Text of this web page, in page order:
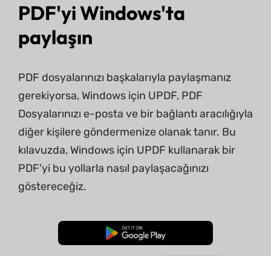
PDF'yi Windows'ta
paylaşın
PDF dosyalarınızı başkalarıyla paylaşmanız
gerekiyorsa, Windows için UPDF, PDF
Dosyalarınızı e-posta ve bir bağlantı aracılığıyla
diğer kişilere göndermenize olanak tanır. Bu
kılavuzda, Windows için UPDF kullanarak bir
PDF'yi bu yollarla nasıl paylaşacağınızı
göstereceğiz.
Ücretsiz İndirme